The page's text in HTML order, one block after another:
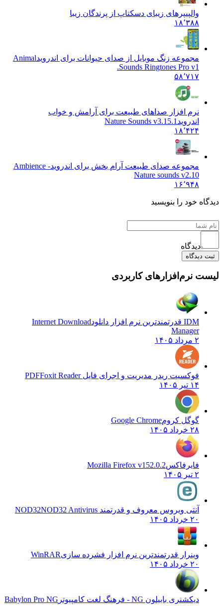
والپیپرهای زیبای دسکتاپ از پرندگان زیبا
۱۸٬۳۸۸
مجموعه زنگ موبایل از صدای حیوانات برای اندرویدAnimal
Sounds Ringtones Pro v1.
۵۸٬۷۱۷
نرم افزار صداهای طبیعت برای آرامش و خواب
اندرویدNature Sounds v3.15.1
۱۸٬۴۲۴
مجموعه صدای طبیعت آرام بخش برای اندرویدAmbience -
Nature sounds v2.10
۱۶٬۹۴۸
خود را بنویسید
دیدگاه
ثبت دیدگاه
نرم‌افزارهای کاربردی
IDM قدرتمندترین نرم افزار دانلود
Internet Download
Manager
فوکسیت ریدر مدیریت و اجرای فایل PDF Foxit Reader
۱۴ تیر ۱۴۰۵
گوگل کرومGoogle Chrome
۲۸ خرداد ۱۴۰۵
فایرفاکسMozilla Firefox v152.0.2
آنتی ویروس معروف و قدرتمند NOD32NOD32 Antivirus
۲۰ خرداد ۱۴۰۵
وینرار قدرتمندترین نرم افزار فشرده سازیWinRAR
۲۰ خرداد ۱۴۰۵
دیکشنری بابیلون NG - فرهنگ لغت کامپیوتر
Babylon Pro NG